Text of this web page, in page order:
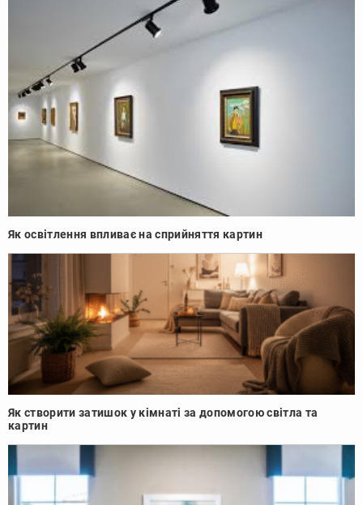
Як освітлення впливає на сприйняття картин
Як створити затишок у кімнаті за допомогою світла та
картин